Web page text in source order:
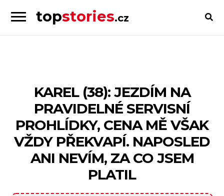
Skip
to
Skip
to
topstories.cz
lidi
KAREL (38): JEZDÍM NA
PRAVIDELNÉ SERVISNÍ
PROHLÍDKY, CENA MĚ VŠAK
VŽDY PŘEKVAPÍ. NAPOSLED
ANI NEVÍM, ZA CO JSEM
PLATIL